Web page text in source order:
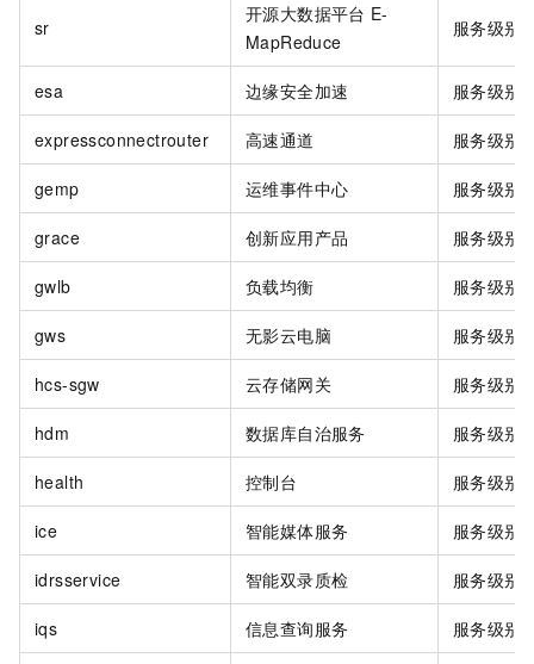
sr
开源大数据平台 E-
MapReduce
服务级别
esa 边缘安全加速 服务级别
expressconnectrouter 高速通道 服务级别
gemp 运维事件中心 服务级别
grace 创新应用产品 服务级别
gwlb 负载均衡 服务级别
gws 无影云电脑 服务级别
hcs-sgw 云存储网关 服务级别
hdm 数据库自治服务 服务级别
health 控制台 服务级别
ice 智能媒体服务 服务级别
idrsservice 智能双录质检 服务级别
iqs 信息查询服务 服务级别